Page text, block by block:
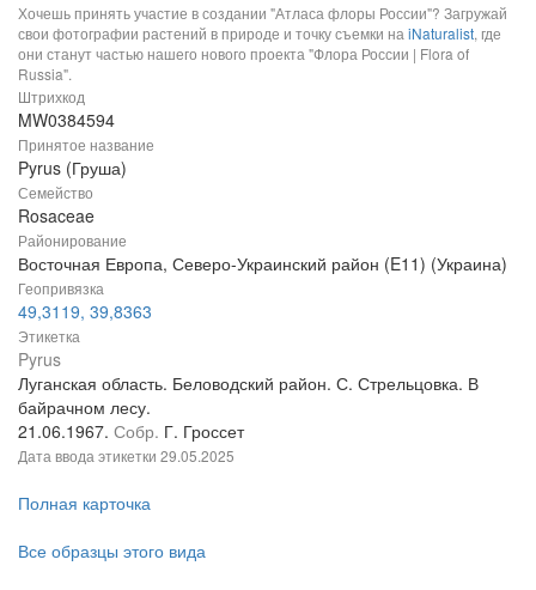
Хочешь принять участие в создании "Атласа флоры России"? Загружай
свои фотографии растений в природе и точку съемки на iNaturalist, где
они станут частью нашего нового проекта "Флора России | Flora of
Russia".
Штрихкод
MW0384594
Принятое название
Pyrus (Груша)
Семейство
Rosaceae
Районирование
Восточная Европа, Северо-Украинский район (E11) (Украина)
Геопривязка
49,3119, 39,8363
Этикетка
Pyrus
Луганская область. Беловодский район. С. Стрельцовка. В
байрачном лесу.
21.06.1967. Собр. Г. Гроссет
Дата ввода этикетки 29.05.2025
Полная карточка
Все образцы этого вида